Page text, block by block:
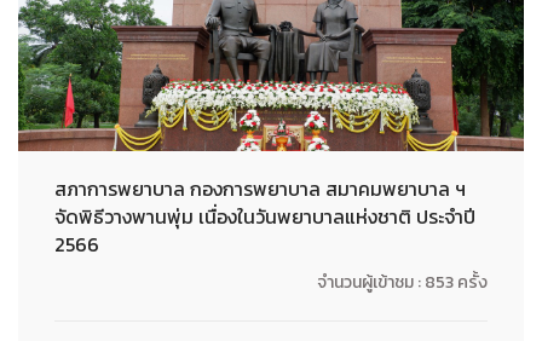
สภาการพยาบาล กองการพยาบาล สมาคมพยาบาล ฯ
จัดพิธีวางพานพุ่ม เนื่องในวันพยาบาลแห่งชาติ ประจำปี
2566
จำนวนผู้เข้าชม : 853 ครั้ง